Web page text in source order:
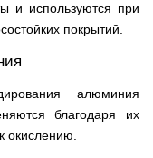
и используются при
покрытий.
алюминия
благодаря их
окислению.